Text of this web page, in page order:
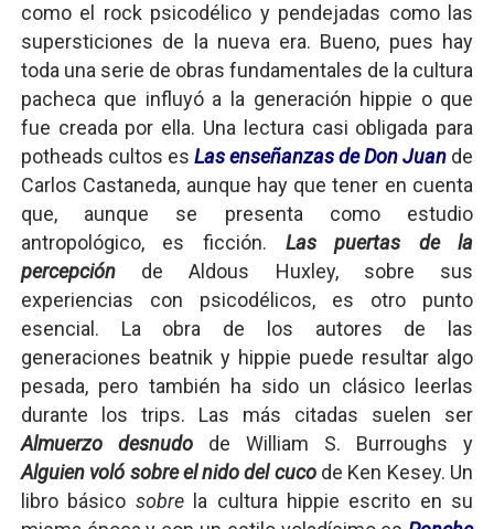
como el rock psicodélico y pendejadas como las
supersticiones de la nueva era. Bueno, pues hay
toda una serie de obras fundamentales de la cultura
pacheca que influyó a la generación hippie o que
fue creada por ella. Una lectura casi obligada para
potheads cultos es Las enseñanzas de Don Juan de
Carlos Castaneda, aunque hay que tener en cuenta
que, aunque se presenta como estudio
antropológico, es ficción. Las puertas de la
percepción de Aldous Huxley, sobre sus
experiencias con psicodélicos, es otro punto
esencial. La obra de los autores de las
generaciones beatnik y hippie puede resultar algo
pesada, pero también ha sido un clásico leerlas
durante los trips. Las más citadas suelen ser
Almuerzo desnudo de William S. Burroughs
y
Alguien voló sobre el nido del cuco de Ken Kesey. Un
libro básico sobre
la cultura hippie escrito en su